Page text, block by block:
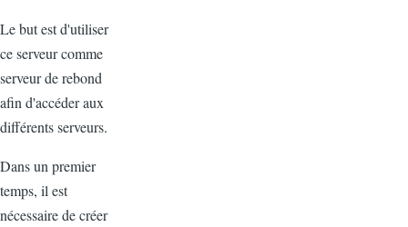
Le but est d'utiliser
ce serveur comme
serveur de rebond
afin d'accéder aux
différents serveurs.
Dans un premier
temps, il est
nécessaire de créer